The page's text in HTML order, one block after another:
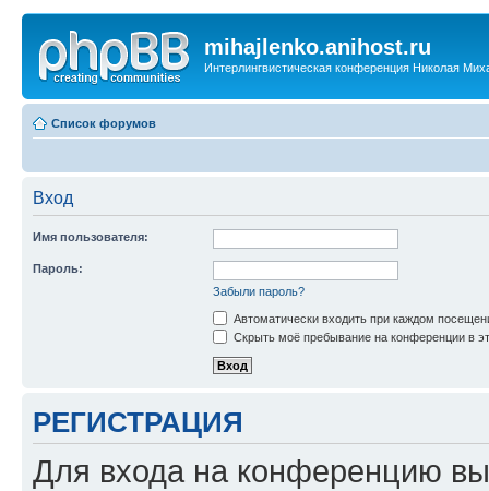
mihajlenko.anihost.ru
Интерлингвистическая конференция Николая
Список форумов
Вход
Имя пользователя:
Пароль:
Забыли пароль?
Автоматически входить при каждом
Скрыть моё пребывание на конференции в
РЕГИСТРАЦИЯ
Для входа на конференцию